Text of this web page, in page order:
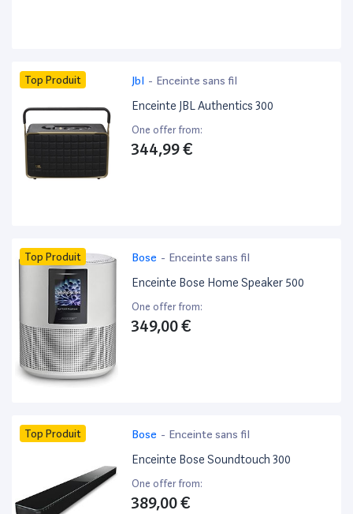
Top Produit Jbl - Enceinte sans fil
Enceinte JBL Authentics 300
One offer from:
344,99 €
Top Produit Bose - Enceinte sans fil
Enceinte Bose Home Speaker 500
One offer from:
349,00 €
Top Produit Bose - Enceinte sans fil
Enceinte Bose Soundtouch 300
One offer from:
389,00 €